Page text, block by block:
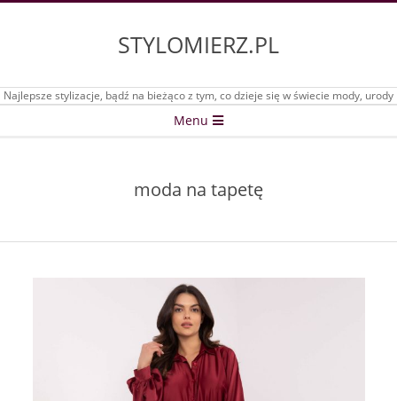
STYLOMIERZ.PL
Najlepsze stylizacje, bądź na bieżąco z tym, co dzieje się w świecie mody, urody
Menu
moda na tapetę